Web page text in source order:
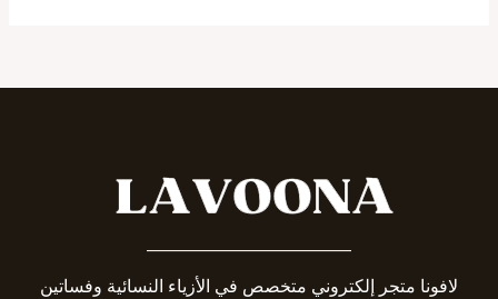
لافونا متجر إلكتروني متخصص في الأزياء النسائية وفساتين